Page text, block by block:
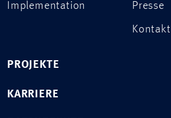
Implementation Presse
Kontakt
PROJEKTE
KARRIERE